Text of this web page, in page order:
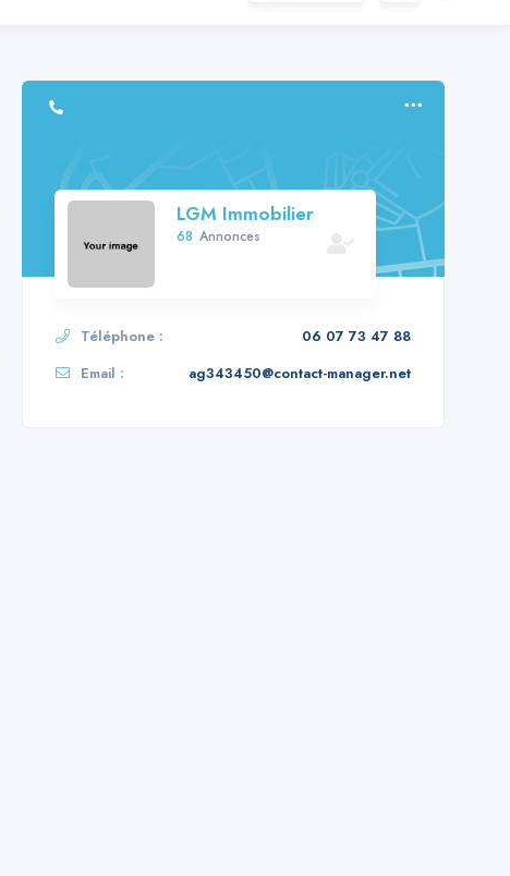
LGM Immobilier
68 Annonces
Téléphone :
06 07 73 47 88
Email :
ag343450@contact-manager.net